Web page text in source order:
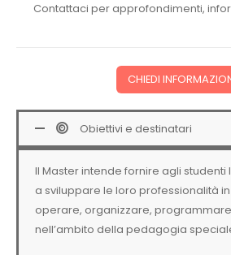
Contattaci per approfondimenti,
CHIEDI
Obiettivi e destinatari
Il Master intende fornire agli studenti
a sviluppare le loro professionalità
operare, organizzare,
nell’ambito della pedagogia